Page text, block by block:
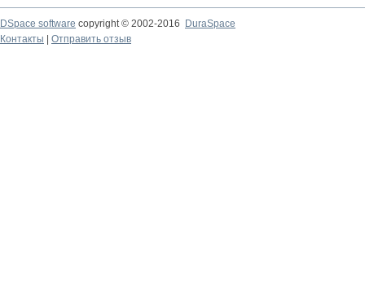
DSpace software copyright © 2002-2016
DuraSpace
Контакты
Отправить отзыв